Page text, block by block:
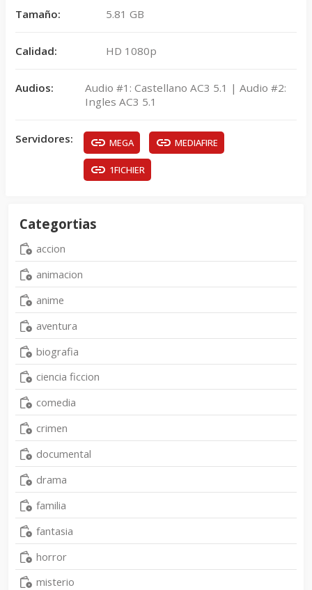
Tamaño: 5.81 GB
Calidad: HD 1080p
Audios:
Audio #1: Castellano AC3 5.1 | Audio #2:
Ingles AC3 5.1
Servidores: MEGA MEDIAFIRE
1FICHIER
Categortias
accion
animacion
anime
aventura
biografia
ciencia ficcion
comedia
crimen
documental
drama
familia
fantasia
horror
misterio